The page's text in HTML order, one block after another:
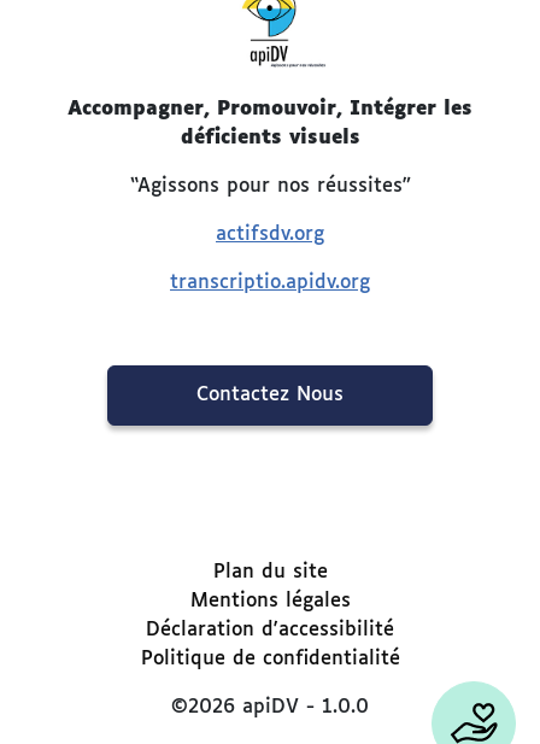
Accompagner, Promouvoir, Intégrer les
déficients visuels
“Agissons pour nos réussites”
actifsdv.org
transcriptio.apidv.org
Contactez Nous
Plan du site
Mentions légales
Déclaration d'accessibilité
Politique de confidentialité
©2026 apiDV - 1.0.0